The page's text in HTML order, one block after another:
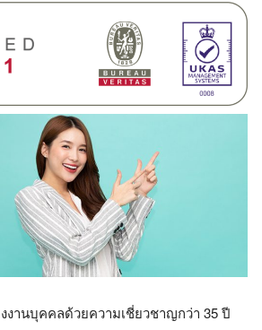
งานบุคคลด้วยความเชี่ยวชาญกว่า 35 ปี